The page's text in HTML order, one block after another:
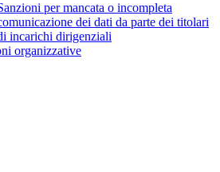
per mancata o incompleta
dei dati da parte dei titolari
incarichi dirigenziali
organizzative